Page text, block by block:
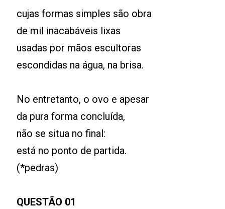
cujas formas simples são obra
de mil inacabáveis lixas
usadas por mãos escultoras
escondidas na água, na brisa.
No entretanto, o ovo e apesar
da pura forma concluída,
não se situa no final:
está no ponto de partida.
(*pedras)
QUESTÃO 01